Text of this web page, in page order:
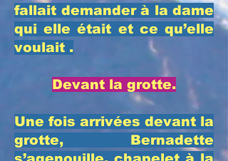
fallait demander à la dame
qui elle était et ce qu’elle
voulait .
​Devant la grotte.
​Une fois arrivées devant la
grotte, Bernadette